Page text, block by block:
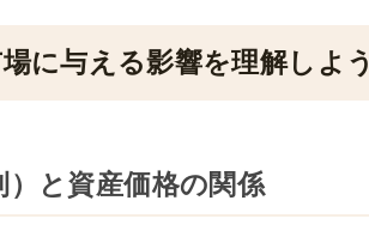
に与える影響を理解しよう
）と資産価格の関係